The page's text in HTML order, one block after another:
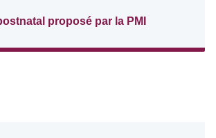
proposé par la PMI